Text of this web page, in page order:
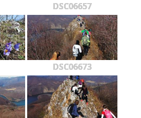
DSC06657
DSC06673